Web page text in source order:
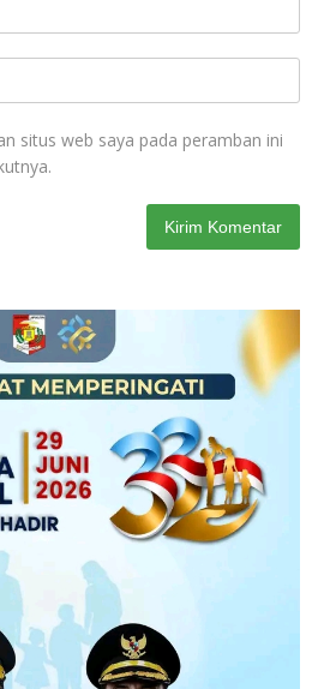
situs web saya pada peramban ini